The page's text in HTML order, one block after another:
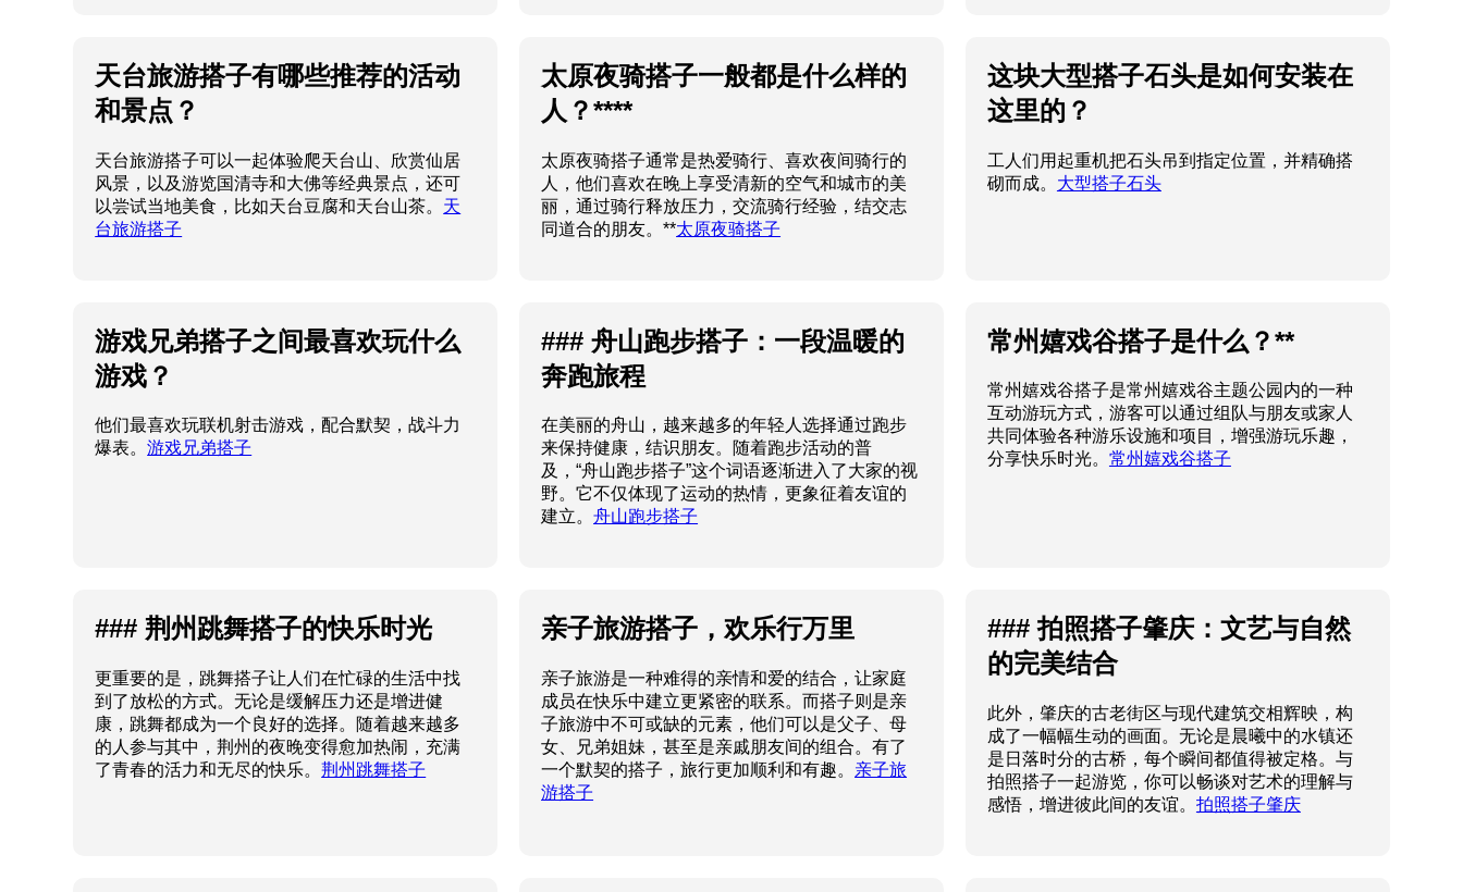
天台旅游搭子有哪些推荐的活动
和景点？
天台旅游搭子可以一起体验爬天台山、欣赏仙居
风景，以及游览国清寺和大佛等经典景点，还可
以尝试当地美食，比如天台豆腐和天台山茶。 天
台旅游搭子
太原夜骑搭子一般都是什么样的
人？****
太原夜骑搭子通常是热爱骑行、喜欢夜间骑行的
人，他们喜欢在晚上享受清新的空气和城市的美
丽，通过骑行释放压力，交流骑行经验，结交志
同道合的朋友。**太原夜骑搭子
这块大型搭子石头是如何安装在
这里的？
工人们用起重机把石头吊到指定位置，并精确搭
砌而成。 大型搭子石头
游戏兄弟搭子之间最喜欢玩什么
游戏？
他们最喜欢玩联机射击游戏，配合默契，战斗力
爆表。游戏兄弟搭子
### 舟山跑步搭子：一段温暖的
奔跑旅程
在美丽的舟山，越来越多的年轻人选择通过跑步
来保持健康，结识朋友。随着跑步活动的普
及，“舟山跑步搭子”这个词语逐渐进入了大家的视
野。它不仅体现了运动的热情，更象征着友谊的
建立。舟山跑步搭子
常州嬉戏谷搭子是什么？**
常州嬉戏谷搭子是常州嬉戏谷主题公园内的一种
互动游玩方式，游客可以通过组队与朋友或家人
共同体验各种游乐设施和项目，增强游玩乐趣，
分享快乐时光。 常州嬉戏谷搭子
### 荆州跳舞搭子的快乐时光
更重要的是，跳舞搭子让人们在忙碌的生活中找
到了放松的方式。无论是缓解压力还是增进健
康，跳舞都成为一个良好的选择。随着越来越多
的人参与其中，荆州的夜晚变得愈加热闹，充满
了青春的活力和无尽的快乐。荆州跳舞搭子
亲子旅游搭子，欢乐行万里
亲子旅游是一种难得的亲情和爱的结合，让家庭
成员在快乐中建立更紧密的联系。而搭子则是亲
子旅游中不可或缺的元素，他们可以是父子、母
女、兄弟姐妹，甚至是亲戚朋友间的组合。有了
一个默契的搭子，旅行更加顺利和有趣。 亲子旅
游搭子
### 拍照搭子肇庆：文艺与自然
的完美结合
此外，肇庆的古老街区与现代建筑交相辉映，构
成了一幅幅生动的画面。无论是晨曦中的水镇还
是日落时分的古桥，每个瞬间都值得被定格。与
拍照搭子一起游览，你可以畅谈对艺术的理解与
感悟，增进彼此间的友谊。 拍照搭子肇庆